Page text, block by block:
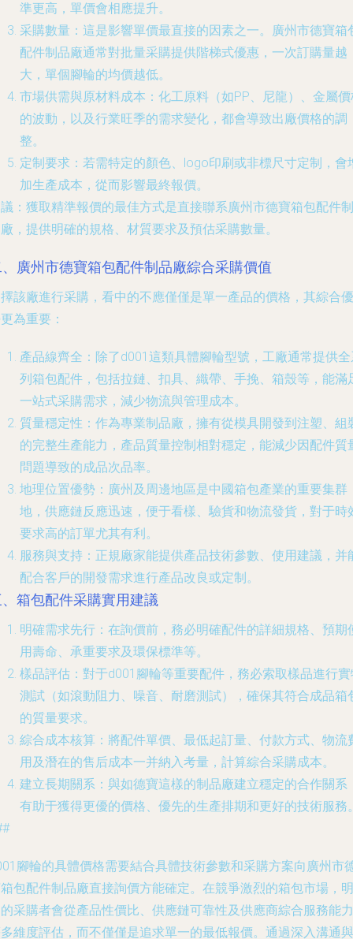
準更高，單價會相應提升。
采購數量 ：這是影響單價最直接的因素之一。廣州市德寶箱
配件制品廠通常對批量采購提供階梯式優惠，一次訂購量越
大，單個腳輪的均價越低。
市場供需與原材料成本 ：化工原料（如PP、尼龍）、金屬
的波動，以及行業旺季的需求變化，都會導致出廠價格的調
整。
定制要求 ：若需特定的顏色、logo印刷或非標尺寸定制，會
加生產成本，從而影響最終報價。
：獲取精準報價的最佳方式是直接聯系廣州市德寶箱包配件制
，提供明確的規格、材質要求及預估采購數量。
廣州市德寶箱包配件制品廠綜合采購價值
該廠進行采購，看中的不應僅僅是單一產品的價格，其綜合優
為重要：
產品線齊全 ：除了d001這類具體腳輪型號，工廠通常提供
列箱包配件，包括拉鏈、扣具、織帶、手挽、箱殼等，能滿
一站式采購需求，減少物流與管理成本。
質量穩定性 ：作為專業制品廠，擁有從模具開發到注塑、組
的完整生產能力，產品質量控制相對穩定，能減少因配件質
問題導致的成品次品率。
地理位置優勢 ：廣州及周邊地區是中國箱包產業的重要集群
地，供應鏈反應迅速，便于看樣、驗貨和物流發貨，對于時
要求高的訂單尤其有利。
服務與支持 ：正規廠家能提供產品技術參數、使用建議，并
配合客戶的開發需求進行產品改良或定制。
箱包配件采購實用建議
明確需求先行 ：在詢價前，務必明確配件的詳細規格、預期
用壽命、承重要求及環保標準等。
樣品評估 ：對于d001腳輪等重要配件，務必索取樣品進行
測試（如滾動阻力、噪音、耐磨測試），確保其符合成品箱
的質量要求。
綜合成本核算 ：將配件單價、最低起訂量、付款方式、物流
用及潛在的售后成本一并納入考量，計算綜合采購成本。
建立長期關系 ：與如德寶這樣的制品廠建立穩定的合作關系
有助于獲得更優的價格、優先的生產排期和更好的技術服務
腳輪的具體價格需要結合具體技術參數和采購方案向廣州市
包配件制品廠直接詢價方能確定。在競爭激烈的箱包市場，明
采購者會從產品性價比、供應鏈可靠性及供應商綜合服務能力
維度評估，而不僅僅是追求單一的最低報價。通過深入溝通與